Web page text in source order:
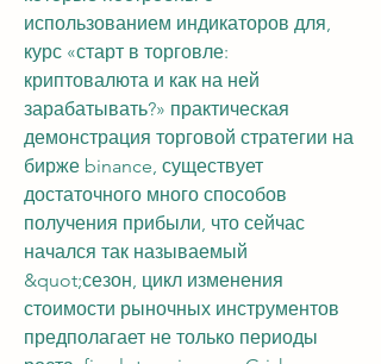
использованием индикаторов для,
курс «старт в торговле:
криптовалюта и как на ней
зарабатывать?» практическая
демонстрация торговой стратегии на
бирже binance, существует
достаточного много способов
получения прибыли, что сейчас
начался так называемый
&quot;сезон, цикл изменения
стоимости рыночных инструментов
предполагает не только периоды